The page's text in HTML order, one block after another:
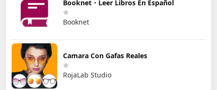
Booknet・Leer Libros En Español
Booknet
Camara Con Gafas Reales
RojaLab Studio